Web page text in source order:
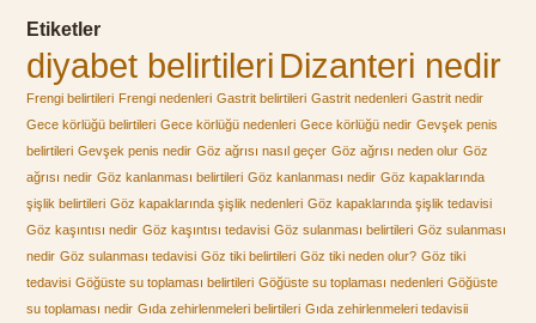
Etiketler
diyabet belirtileri Dizanteri nedir
Frengi belirtileri Frengi nedenleri Gastrit belirtileri Gastrit nedenleri Gastrit nedir
Gece körlüğü belirtileri Gece körlüğü nedenleri Gece körlüğü nedir Gevşek penis
belirtileri Gevşek penis nedir Göz ağrısı nasıl geçer Göz ağrısı neden olur Göz
ağrısı nedir Göz kanlanması belirtileri Göz kanlanması nedir Göz kapaklarında
şişlik belirtileri Göz kapaklarında şişlik nedenleri Göz kapaklarında şişlik tedavisi
Göz kaşıntısı nedir Göz kaşıntısı tedavisi Göz sulanması belirtileri Göz sulanması
nedir Göz sulanması tedavisi Göz tiki belirtileri Göz tiki neden olur? Göz tiki
tedavisi Göğüste su toplaması belirtileri Göğüste su toplaması nedenleri Göğüste
su toplaması nedir Gıda zehirlenmeleri belirtileri Gıda zehirlenmeleri tedavisii